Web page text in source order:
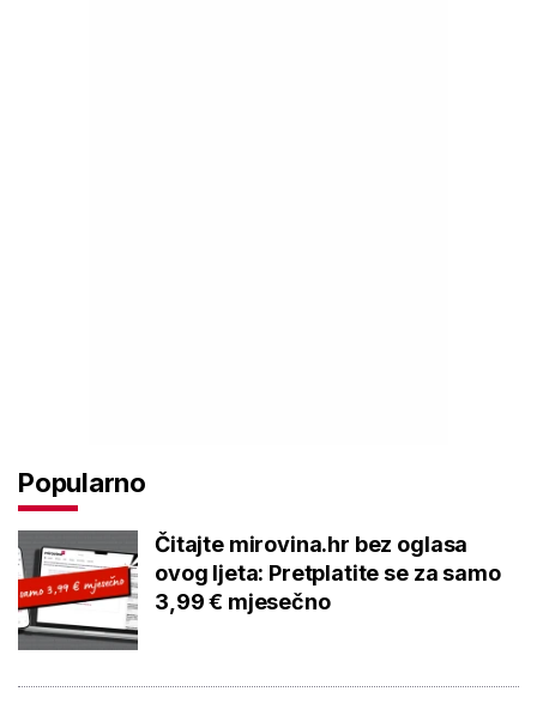
Popularno
Čitajte mirovina.hr bez oglasa
ovog ljeta: Pretplatite se za samo
3,99 € mjesečno